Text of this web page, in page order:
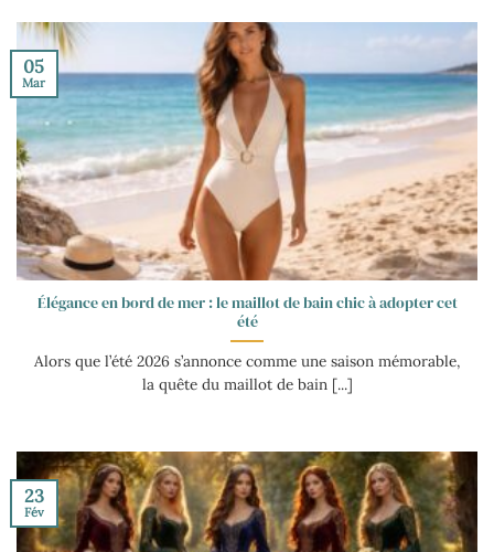
Élégance en bord de mer : le maillot de bain chic à adopter cet
été
Alors que l’été 2026 s’annonce comme une saison mémorable,
la quête du maillot de bain [...]
05
Mar
23
Fév